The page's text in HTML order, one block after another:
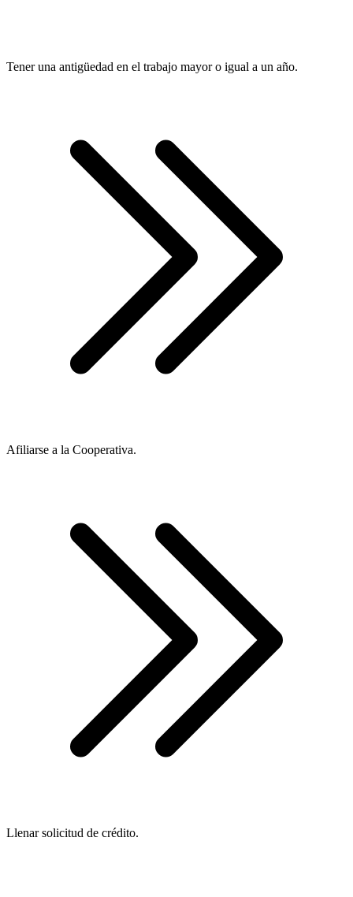
Tener una antigüedad en el trabajo mayor o igual a un año.
Afiliarse a la Cooperativa.
Llenar solicitud de crédito.